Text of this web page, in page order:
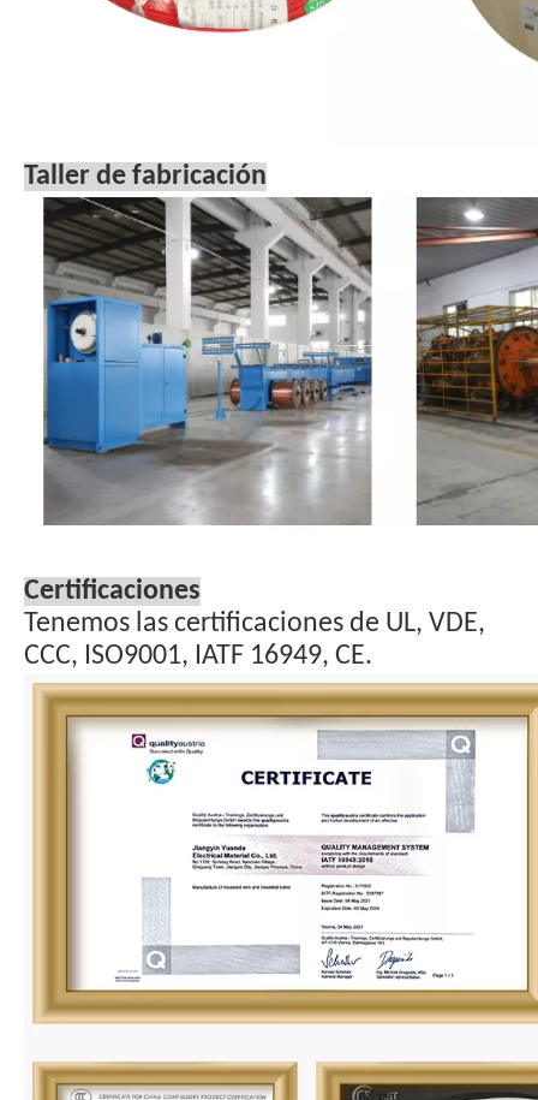
Taller de fabricación
Certificaciones
Tenemos las certificaciones de UL, VDE,
CCC, ISO9001, IATF 16949, CE.